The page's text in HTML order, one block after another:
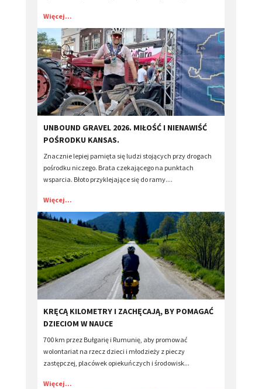
Więcej...
​UNBOUND GRAVEL 2026. MIŁOŚĆ I NIENAWIŚĆ
POŚRODKU KANSAS.
Znacznie lepiej pamięta się ludzi stojących przy drogach
pośrodku niczego. Brata czekającego na punktach
wsparcia. Błoto przyklejające się do ramy....
Więcej...
​KRĘCĄ KILOMETRY I ZACHĘCAJĄ, BY POMAGAĆ
DZIECIOM W NAUCE
700 km przez Bułgarię i Rumunię, aby promować
wolontariat na rzecz dzieci i młodzieży z pieczy
zastępczej, placówek opiekuńczych i środowisk...
Więcej...